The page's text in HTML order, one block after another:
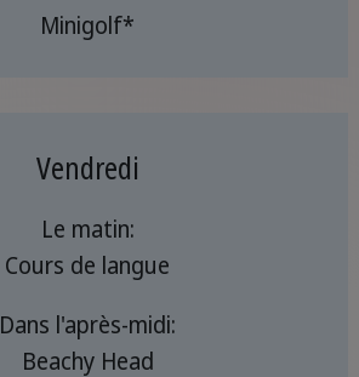
Minigolf*
Vendredi
Le matin:
Cours de langue
Dans l'après-midi:
Beachy Head